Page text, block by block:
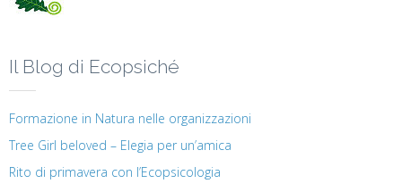
Il Blog di Ecopsiché
Formazione in Natura nelle organizzazioni
Tree Girl beloved – Elegia per un’amica
Rito di primavera con l’Ecopsicologia